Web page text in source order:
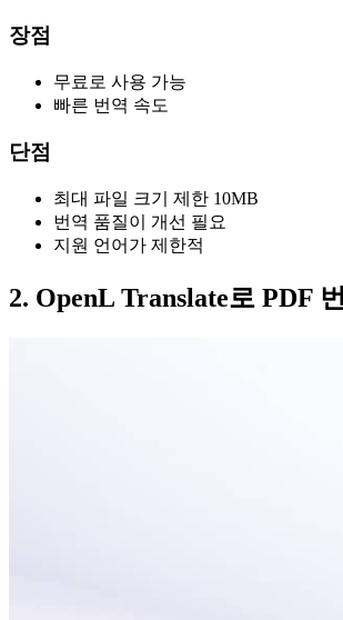
장점
무료로 사용 가능
빠른 번역 속도
단점
최대 파일 크기 제한 10MB
번역 품질이 개선 필요
지원 언어가 제한적
2. OpenL Translate로 PDF